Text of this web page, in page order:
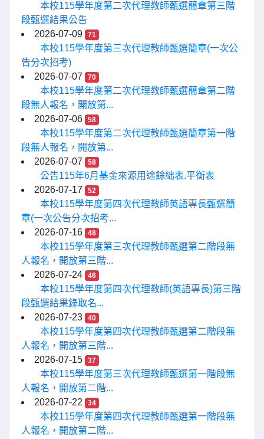
本校115學年度第二次代理教師甄選簡章第三階
段甄選結果公告
2026-07-09
71
本校115學年度第三次代理教師甄選簡章(一次公
告分次招考)
2026-07-07
70
本校115學年度第二次代理教師甄選簡章第二階
段無人報名，開放第...
2026-07-06
58
本校115學年度第二次代理教師甄選簡章第一階
段無人報名，開放第...
2026-07-07
58
公告115年6月基金來源用途餘絀表.平衡表
2026-07-17
52
本校115學年度第四次代理教師英語專長甄選簡
章(一次公告分次招考...
2026-07-16
48
本校115學年度第三次代理教師甄選第二階段無
人報名，開放第三階...
2026-07-24
46
本校115學年度第四次代理教師(英語專長)第三階
段甄選結果錄取名...
2026-07-23
40
本校115學年度第四次代理教師甄選第二階段無
人報名，開放第三階...
2026-07-15
37
本校115學年度第三次代理教師甄選第一階段無
人報名，開放第二階...
2026-07-22
34
本校115學年度第四次代理教師甄選第一階段無
人報名，開放第二階...